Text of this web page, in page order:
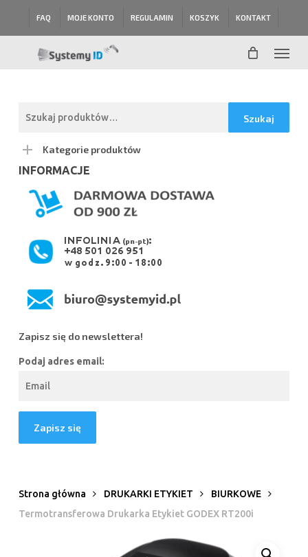
FAQ MOJE KONTO REGULAMIN KOSZYK KONTAKT
Menu
Szukaj
Kategorie produktów
INFORMACJE
Zapisz się do newslettera!
Podaj adres email:
Strona główna DRUKARKI ETYKIET
BIURKOWE
Termotransferowa Drukarka Etykiet GODEX RT200i